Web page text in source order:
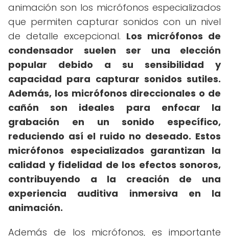
animación son los micrófonos especializados
que permiten capturar sonidos con un nivel
de detalle excepcional. Los micrófonos de
condensador suelen ser una elección
popular debido a su sensibilidad y
capacidad para capturar sonidos sutiles.
Además, los micrófonos direccionales o de
cañón son ideales para enfocar la
grabación en un sonido específico,
reduciendo así el ruido no deseado. Estos
micrófonos especializados garantizan la
calidad y fidelidad de los efectos sonoros,
contribuyendo a la creación de una
experiencia auditiva inmersiva en la
animación.
Además de los micrófonos, es importante